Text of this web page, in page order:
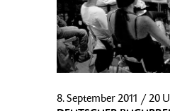
8. September 2011 / 20